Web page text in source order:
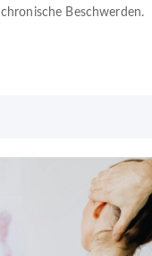
chronische Beschwerden.